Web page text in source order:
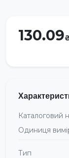
130.09
Каталоговий
Одиниця
Тип